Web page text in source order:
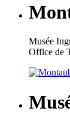
Musée
Office de